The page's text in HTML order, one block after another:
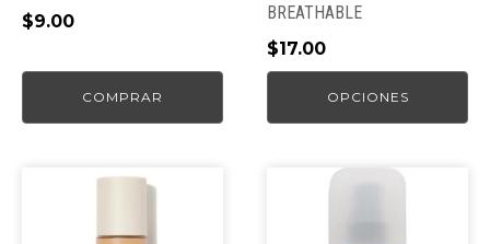
$9.00
COMPRAR
BREATHABLE
$17.00
OPCIONES
en
la
página
producto